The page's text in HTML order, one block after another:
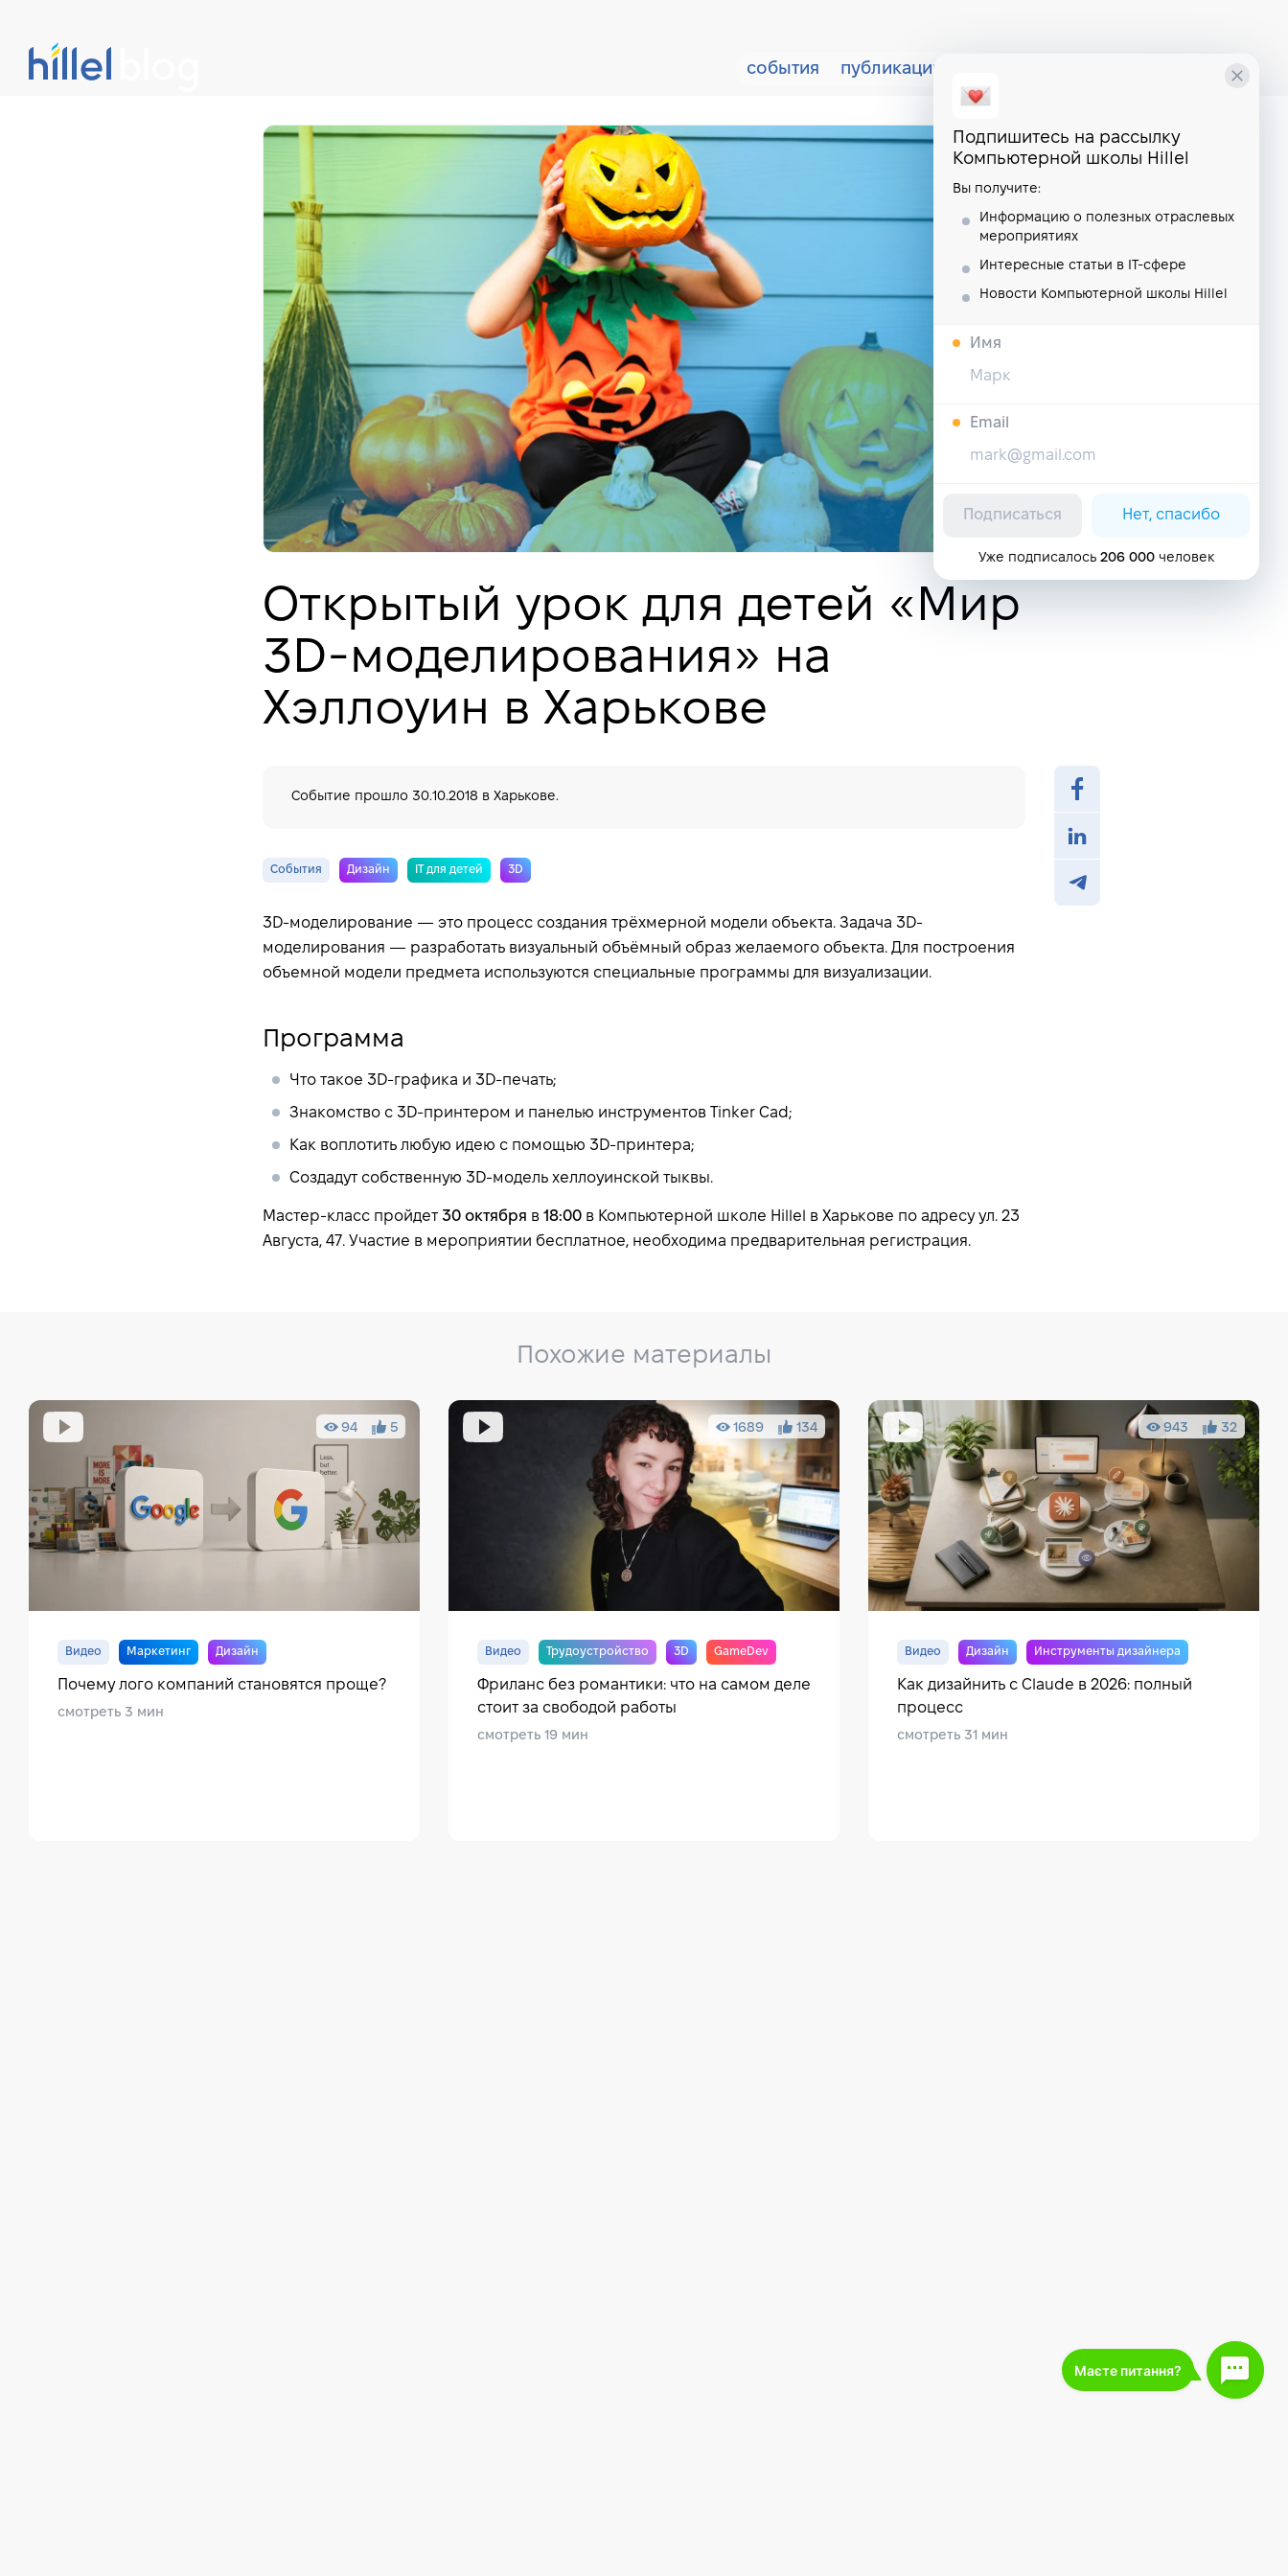
события публикации
Открытый урок для детей «Мир
3D-моделирования» на
Хэллоуин в Харькове
Событие прошло 30.10.2018 в Харькове.
События Дизайн IT для детей 3D
3D-моделирование — это процесс создания трёхмерной модели объекта. Задача 3D-
моделирования — разработать визуальный объёмный образ желаемого объекта. Для построения
объемной модели предмета используются специальные программы для визуализации.
Программа
Что такое 3D-графика и 3D-печать;
Знакомство с 3D-принтером и панелью инструментов Tinker Cad;
Как воплотить любую идею с помощью 3D-принтера;
Создадут собственную 3D-модель хеллоуинской тыквы.
Мастер-класс пройдет 30 октября в 18:00в Компьютерной школе Hillel в Харькове по адресу ул. 23
Августа, 47. Участие в мероприятии бесплатное, необходима предварительная регистрация.
Похожие материалы
94 5
Видео Маркетинг Дизайн
Почему лого компаний становятся проще?
смотреть 3 мин
1689 134
Видео Трудоустройство 3D GameDev
Фриланс без романтики: что на самом деле
стоит за свободой работы
смотреть 19 мин
943 32
Видео Дизайн Инструменты дизайнера
Как дизайнить с Claude в 2026: полный
процесс
смотреть 31 мин
Подпишитесь на рассылку
Компьютерной школы Hillel
Вы получите:
Информацию о полезных отраслевых
мероприятиях
Интересные статьи в IT-сфере
Новости Компьютерной школы Hillel
Имя
Email
Подписаться Нет, спасибо
Уже подписалось 206 000 человек